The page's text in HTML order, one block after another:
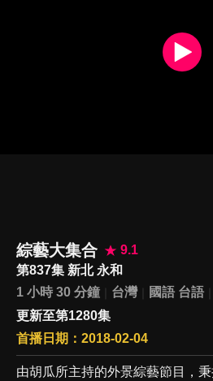
綜藝大集合
9.1
第837集 新北 永和
1 小時 30 分鐘
台灣 國語 台語
更新至第1280集
首播日期：2018-02-04
由胡瓜所主持的外景綜藝節目，